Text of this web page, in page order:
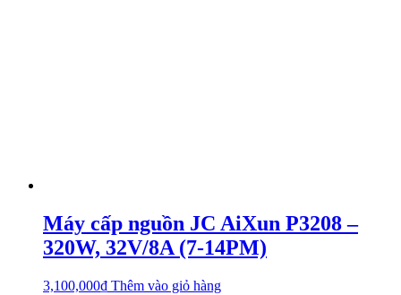
Máy cấp nguồn JC AiXun P3208 –
320W, 32V/8A (7-14PM)
3,100,000₫ Thêm vào giỏ hàng